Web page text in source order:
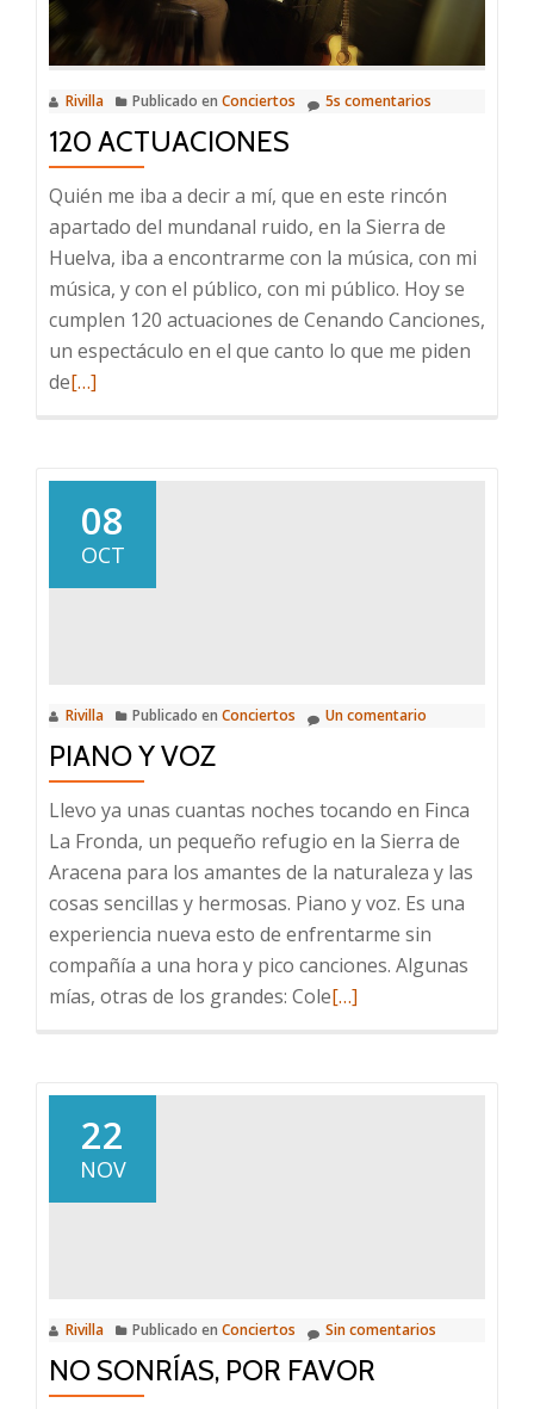
Rivilla Publicado en Conciertos 5s comentarios
120 ACTUACIONES
Quién me iba a decir a mí, que en este rincón
apartado del mundanal ruido, en la Sierra de
Huelva, iba a encontrarme con la música, con mi
música, y con el público, con mi público. Hoy se
cumplen 120 actuaciones de Cenando Canciones,
un espectáculo en el que canto lo que me piden
deLeer
Actuaciones
[…]
08
OCT
Rivilla Publicado en Conciertos Un comentario
PIANO Y VOZ
Llevo ya unas cuantas noches tocando en Finca
La Fronda, un pequeño refugio en la Sierra de
Aracena para los amantes de la naturaleza y las
cosas sencillas y hermosas. Piano y voz. Es una
experiencia nueva esto de enfrentarme sin
compañía a una hora y pico canciones. Algunas
mías, otras de los grandes: ColeLeer
[…]
22
NOV
Rivilla Publicado en Conciertos Sin comentarios
NO SONRÍAS, POR FAVOR